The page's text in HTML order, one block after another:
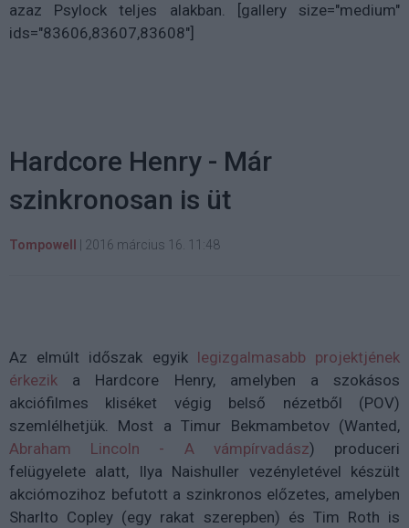
azaz Psylock teljes alakban. [gallery size="medium"
ids="83606,83607,83608"]
Hardcore Henry - Már
szinkronosan is üt
Tompowell 2016 március 16. 11:48
Az elmúlt időszak egyik legizgalmasabb projektjének
érkezik a Hardcore Henry, amelyben a szokásos
akciófilmes kliséket végig belső nézetből (POV)
szemlélhetjük. Most a Timur Bekmambetov (Wanted,
Abraham Lincoln - A vámpírvadász) produceri
felügyelete alatt, Ilya Naishuller vezényletével készült
akciómozihoz befutott a szinkronos előzetes, amelyben
Sharlto Copley (egy rakat szerepben) és Tim Roth is